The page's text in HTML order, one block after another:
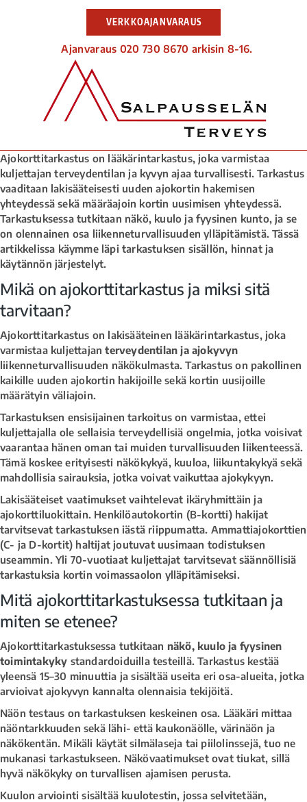
VERKKOAJANVARAUS
Ajanvaraus 020 730 8670 arkisin 8-16.
Ajokorttitarkastus on lääkärintarkastus, joka varmistaa
kuljettajan terveydentilan ja kyvyn ajaa turvallisesti. Tarkastus
vaaditaan lakisääteisesti uuden ajokortin hakemisen
yhteydessä sekä määräajoin kortin uusimisen yhteydessä.
Tarkastuksessa tutkitaan näkö, kuulo ja fyysinen kunto, ja se
on olennainen osa liikenneturvallisuuden ylläpitämistä. Tässä
artikkelissa käymme läpi tarkastuksen sisällön, hinnat ja
käytännön järjestelyt.
Mikä on ajokorttitarkastus ja miksi sitä
tarvitaan?
Ajokorttitarkastus on lakisääteinen lääkärintarkastus, joka
varmistaa kuljettajanterveydentilan ja ajokyvyn
liikenneturvallisuuden näkökulmasta. Tarkastus on pakollinen
kaikille uuden ajokortin hakijoille sekä kortin uusijoille
määrätyin väliajoin.
Tarkastuksen ensisijainen tarkoitus on varmistaa, ettei
kuljettajalla ole sellaisia terveydellisiä ongelmia, jotka voisivat
vaarantaa hänen oman tai muiden turvallisuuden liikenteessä.
Tämä koskee erityisesti näkökykyä, kuuloa, liikuntakykyä sekä
mahdollisia sairauksia, jotka voivat vaikuttaa ajokykyyn.
Lakisääteiset vaatimukset vaihtelevat ikäryhmittäin ja
ajokorttiluokittain. Henkilöautokortin (B-kortti) hakijat
tarvitsevat tarkastuksen iästä riippumatta. Ammattiajokorttien
(C- ja D-kortit) haltijat joutuvat uusimaan todistuksen
useammin. Yli 70-vuotiaat kuljettajat tarvitsevat säännöllisiä
tarkastuksia kortin voimassaolon ylläpitämiseksi.
Mitä ajokorttitarkastuksessa tutkitaan ja
miten se etenee?
Ajokorttitarkastuksessa tutkitaan näkö, kuulo ja fyysinen
toimintakyky standardoiduilla testeillä. Tarkastus kestää
yleensä 15–30 minuuttia ja sisältää useita eri osa-alueita, jotka
arvioivat ajokyvyn kannalta olennaisia tekijöitä.
Näön testaus on tarkastuksen keskeinen osa. Lääkäri mittaa
näöntarkkuuden sekä lähi- että kaukonäölle, värinäön ja
näkökentän. Mikäli käytät silmälaseja tai piilolinssejä, tuo ne
mukanasi tarkastukseen. Näkövaatimukset ovat tiukat, sillä
hyvä näkökyky on turvallisen ajamisen perusta.
Kuulon arviointi sisältää kuulotestin, jossa selvitetään,